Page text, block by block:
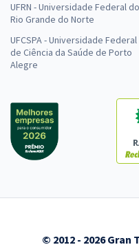
UFRN - Universidade Federal do
Rio Grande do Norte
UFCSPA - Universidade Federal
de Ciência da Saúde de Porto
Alegre
© 2012 - 2026 Gran